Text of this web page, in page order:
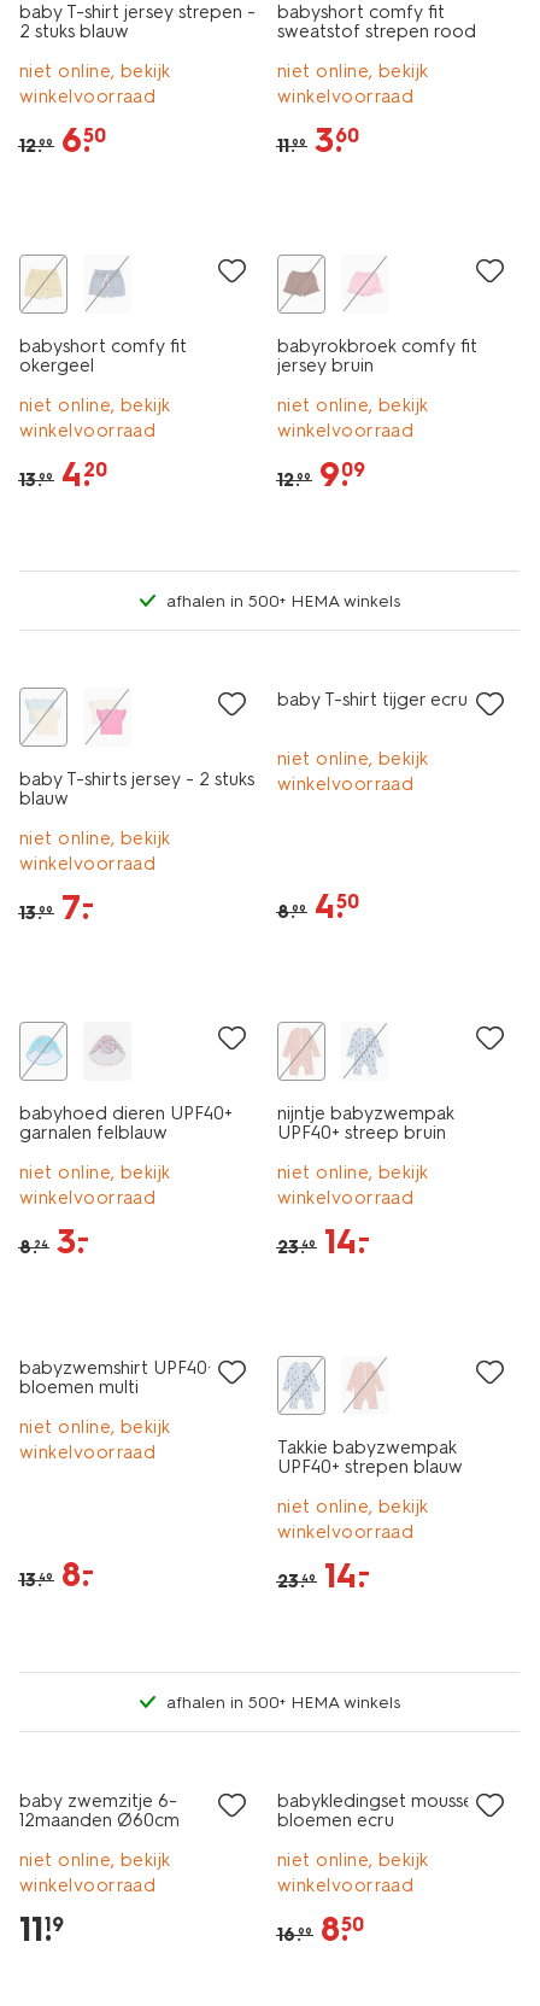
baby T-shirt jersey strepen -
2 stuks blauw
niet online, bekijk
winkelvoorraad
12.99 6.
50
babyshort comfy fit
sweatstof strepen rood
niet online, bekijk
winkelvoorraad
11.99 3.
60
babyshort comfy fit
okergeel
niet online, bekijk
winkelvoorraad
13.99 4.
20
babyrokbroek comfy fit
jersey bruin
niet online, bekijk
winkelvoorraad
12.99 9.
09
afhalen in 500+ HEMA winkels
baby T-shirts jersey - 2 stuks
blauw
niet online, bekijk
winkelvoorraad
13.99 7.
–
baby T-shirt tijger ecru
niet online, bekijk
winkelvoorraad
8.99 4.
50
babyhoed dieren UPF40+
garnalen felblauw
niet online, bekijk
winkelvoorraad
8.24 3.
–
nijntje babyzwempak
UPF40+ streep bruin
niet online, bekijk
winkelvoorraad
23.49 14.
–
babyzwemshirt UPF40+
bloemen multi
niet online, bekijk
winkelvoorraad
13.49 8.
–
Takkie babyzwempak
UPF40+ strepen blauw
niet online, bekijk
winkelvoorraad
23.49 14.
–
afhalen in 500+ HEMA winkels
baby zwemzitje 6-
12maanden Ø60cm
niet online, bekijk
winkelvoorraad
11.
19
babykledingset mousseline
bloemen ecru
niet online, bekijk
winkelvoorraad
16.99 8.
50